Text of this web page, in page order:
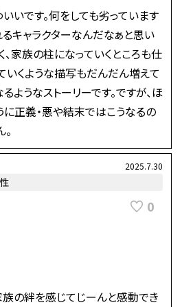
いです。何をしても劣っています
キャラクターなんだなぁと思い
、家族の柱になっていくところも仕
いくような描写もだんだん増えて
ようなストーリーです。ですが、ほ
正義・悪や結末ではこうなるの
2025.7.30
0
族の絆を感じてじーんと感動でき